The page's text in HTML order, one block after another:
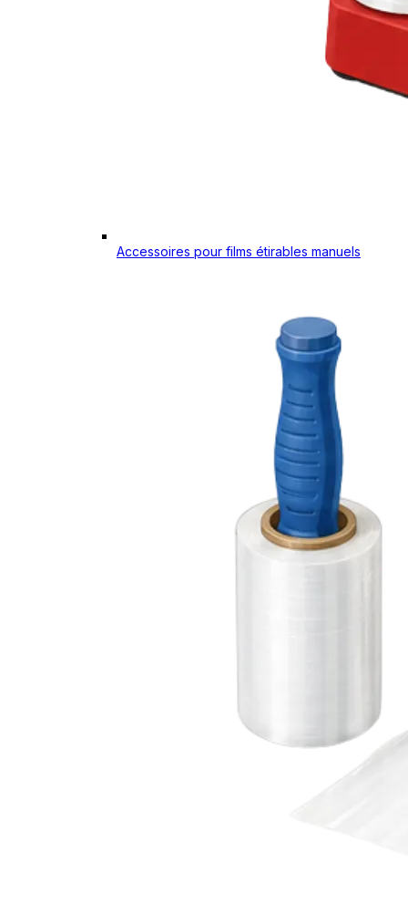
Accessoires pour films étirables manuels